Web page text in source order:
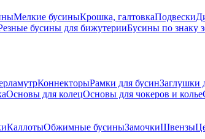
Мелкие бусиныКрошка, галтовкаПодвески
бусины для бижутерииБусины по знаку
КоннекторыРамки для бусинЗаглушки
Основы для колецОсновы для чокеров и колье
КаллотыОбжимные бусиныЗамочкиШвензы